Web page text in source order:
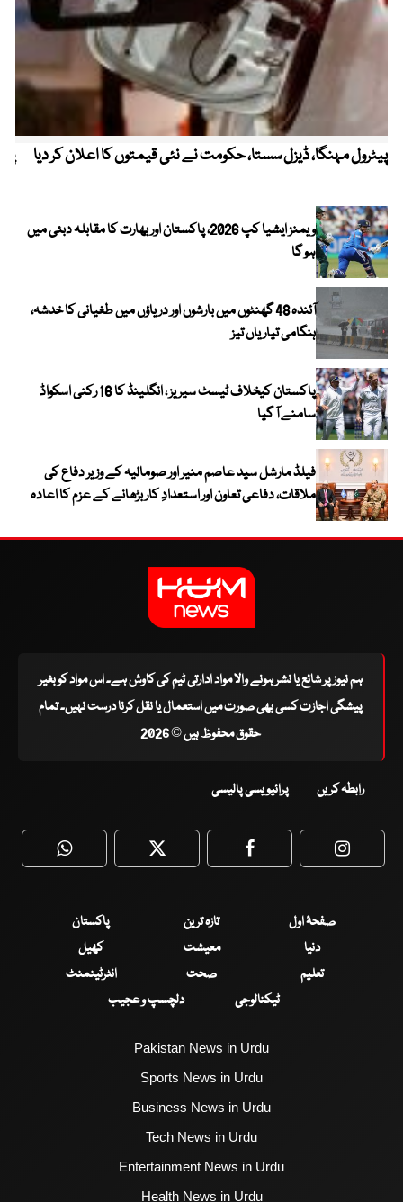
پیٹرول مہنگا، ڈیزل سستا، حکومت نے نئی قیمتوں کا اعلان کر دیا
ویمنز ایشیا کپ 2026، پاکستان اور بھارت کا مقابلہ دبئی میں
ہو گا
آئندہ 48 گھنٹوں میں بارشوں اور دریاؤں میں طغیانی کا خدشہ،
ہنگامی تیاریاں تیز
پاکستان کیخلاف ٹیسٹ سیریز ، انگلینڈ کا 16 رکنی اسکواڈ
سامنے آ گیا
فیلڈ مارشل سید عاصم منیر اور صومالیہ کے وزیر دفاع کی
ملاقات، دفاعی تعاون اور استعدادِ کار بڑھانے کے عزم کا اعادہ
ہم نیوز پر شائع یا نشر ہونے والا مواد ادارتی ٹیم کی کاوش ہے۔ اس مواد کو بغیر
پیشگی اجازت کسی بھی صورت میں استعمال یا نقل کرنا درست نہیں۔ تمام
حقوق محفوظ ہیں © 2026
رابطہ کریں پرائیویسی پالیسی
WhatsApp Twitter Facebook
صفحۂ اول تازہ ترین
پاکستان
دنیا
معیشت
کھیل
تعلیم
صحت
انٹرٹینمنٹ
ٹیکنالوجی
دلچسپ و عجیب
Pakistan News in Urdu
Sports News in Urdu
Business News in Urdu
Tech News in Urdu
Entertainment News in Urdu
Health News in Urdu